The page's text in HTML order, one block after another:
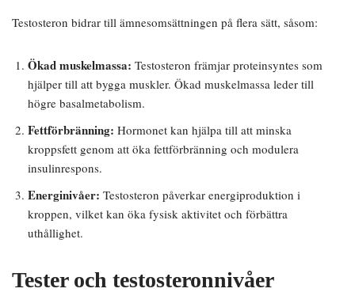
Testosteron bidrar till ämnesomsättningen på flera sätt, såsom:
Ökad muskelmassa: Testosteron främjar proteinsyntes som
hjälper till att bygga muskler. Ökad muskelmassa leder till
högre basalmetabolism.
Fettförbränning: Hormonet kan hjälpa till att minska
kroppsfett genom att öka fettförbränning och modulera
insulinrespons.
Energinivåer: Testosteron påverkar energiproduktion i
kroppen, vilket kan öka fysisk aktivitet och förbättra
uthållighet.
Tester och testosteronnivåer